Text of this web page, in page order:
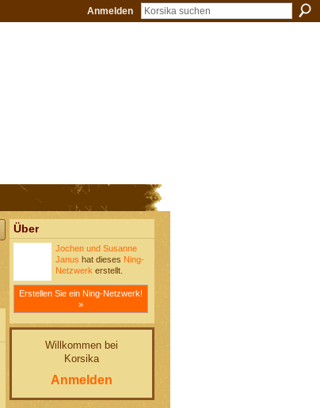
Anmelden
Über
Jochen und Susanne
Janus hat dieses Ning-
Netzwerk erstellt.
Erstellen Sie ein Ning-Netzwerk!
»
Willkommen bei
Korsika
Anmelden